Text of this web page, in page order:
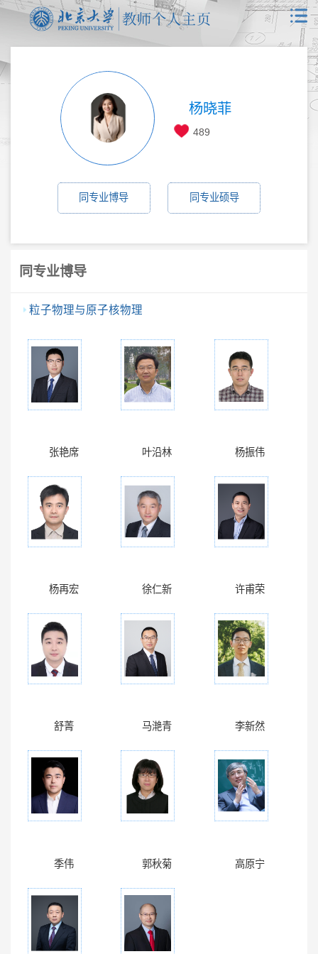
杨晓菲
489
同专业博导 同专业硕导
同专业博导
粒子物理与原子核物理
张艳席 叶沿林 杨振伟
杨再宏 徐仁新 许甫荣
舒菁 马滟青 李新然
季伟 郭秋菊 高原宁